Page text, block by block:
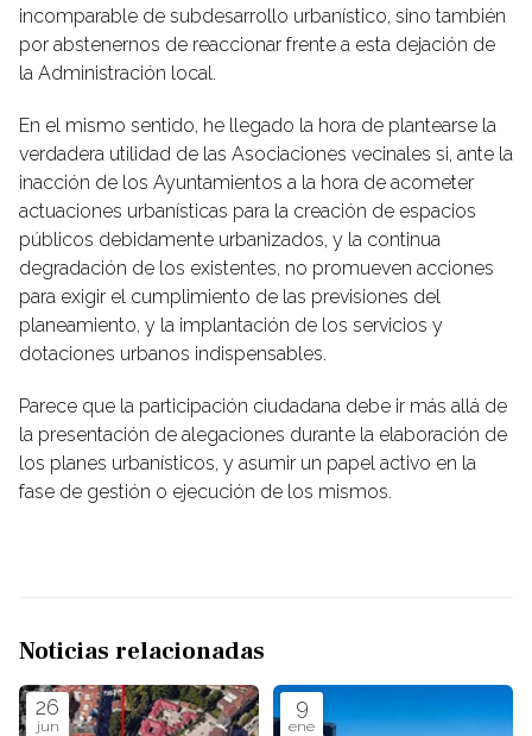
incomparable de subdesarrollo urbanístico, sino también
por abstenernos de reaccionar frente a esta dejación de
la Administración local.
En el mismo sentido, he llegado la hora de plantearse la
verdadera utilidad de las Asociaciones vecinales si, ante la
inacción de los Ayuntamientos a la hora de acometer
actuaciones urbanísticas para la creación de espacios
públicos debidamente urbanizados, y la continua
degradación de los existentes, no promueven acciones
para exigir el cumplimiento de las previsiones del
planeamiento, y la implantación de los servicios y
dotaciones urbanos indispensables.
Parece que la participación ciudadana debe ir más allá de
la presentación de alegaciones durante la elaboración de
los planes urbanísticos, y asumir un papel activo en la
fase de gestión o ejecución de los mismos.
Noticias relacionadas
26
jun
9
ene